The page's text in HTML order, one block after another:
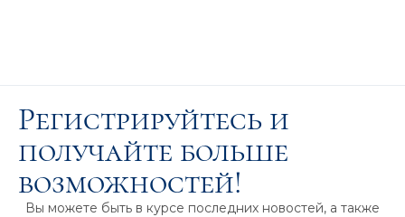
Регистрируйтесь и
получайте больше
возможностей!
Вы можете быть в курсе последних новостей, а также